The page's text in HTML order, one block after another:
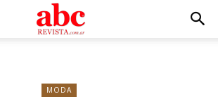
MODA